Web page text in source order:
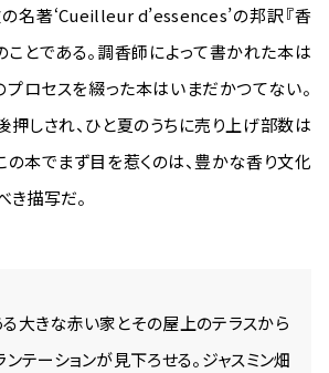
の名著‘Cueilleur d’essences’の邦訳『香
ことである。調香師によって書かれた本は
プロセスを綴った本はいまだかつてない。
押しされ、ひと夏のうちに売り上げ部数は
の本でまず目を惹くのは、豊かな香り文化
き描写だ。
大きな赤い家とその屋上のテラスから
ンテーションが見下ろせる。ジャスミン畑